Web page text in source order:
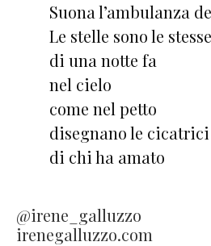
Suona l’ambulanza
Le stelle sono le stesse
di una notte fa
nel cielo
come nel petto
disegnano le cicatrici
di chi ha amato
@irene_galluzzo
irenegalluzzo.com